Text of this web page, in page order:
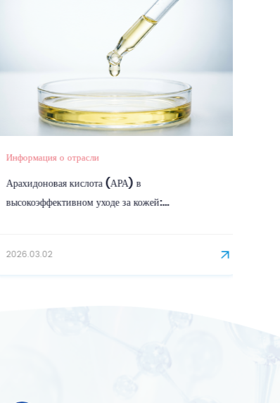
Информация о отрасли
Арахидоновая кислота (АРА) в
высокоэффективном уходе за кожей:
2026.03.02